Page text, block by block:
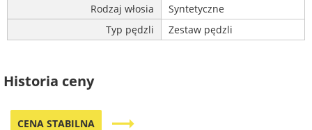
Rodzaj włosia
Syntetyczne
Typ pędzli
Zestaw pędzli
Historia ceny
CENA STABILNA trending_flat